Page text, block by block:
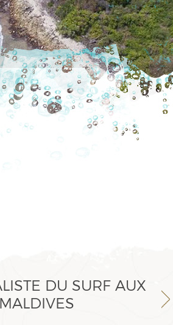
DU SURF AUX
MALDIVES